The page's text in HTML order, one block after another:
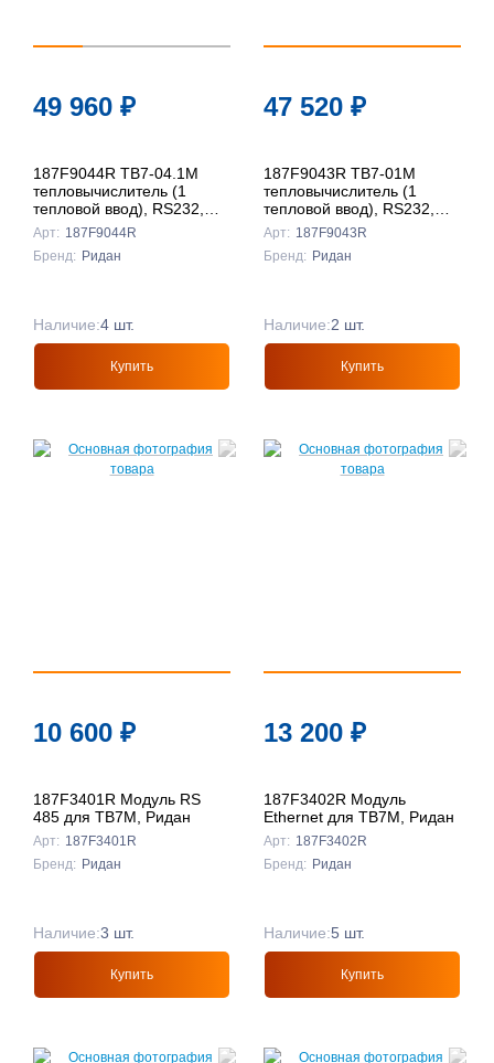
49 960 ₽
187F9044R ТВ7-04.1M
тепловычислитель (1
тепловой ввод), RS232,
USB, Ридан
Арт: 187F9044R
Бренд: Ридан
Наличие:4 шт.
Купить
47 520 ₽
187F9043R ТВ7-01M
тепловычислитель (1
тепловой ввод), RS232,
USB, Ридан
Арт: 187F9043R
Бренд: Ридан
Наличие:2 шт.
Купить
10 600 ₽
187F3401R Модуль RS
485 для ТВ7М, Ридан
Арт: 187F3401R
Бренд: Ридан
Наличие:3 шт.
Купить
13 200 ₽
187F3402R Модуль
Ethernet для ТВ7М, Ридан
Арт: 187F3402R
Бренд: Ридан
Наличие:5 шт.
Купить